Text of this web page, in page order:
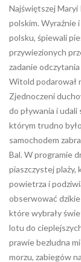
Najświętszej Maryi
polskim. Wyraźnie
polsku, śpiewali
przywiezionych
zadanie
Witold podarował
Zjednoczeni
do pływania i udali
którym trudno
samochodem
Bal. W programie
piaszczystej plaży,
powietrza i
obserwować dzikie
które wybrały
lotu do
prawie bezludna
morzu, zabiegów